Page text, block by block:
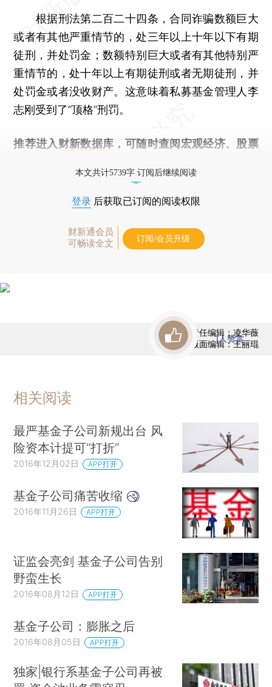
根据刑法第二百二十四条，合同诈骗数额巨大
或者有其他严重情节的，处三年以上十年以下有期
徒刑，并处罚金；数额特别巨大或者有其他特别严
重情节的，处十年以上有期徒刑或者无期徒刑，并
处罚金或者没收财产。这意味着私募基金管理人李
志刚受到了“顶格”刑罚。
推荐进入 财新数据库 ，可随时查阅宏观经济、股票
本文共计5739字 订阅后继续阅读
登录 后获取已订阅的阅读权限
财新通会员
可畅读全文
订阅/会员升级
责任编辑：凌华薇
版面编辑：王丽琨
1人赞赏
相关阅读
最严基金子公司新规出台 风
险资本计提可“打折”
2016年12月02日 APP打开
基金子公司痛苦收缩
2016年11月26日 APP打开
证监会亮剑 基金子公司告别
野蛮生长
2016年08月12日 APP打开
基金子公司：膨胀之后
2016年08月05日 APP打开
独家|银行系基金子公司再被